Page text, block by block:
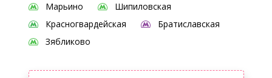
Марьино
Шипиловская
Красногвардейская
Братиславская
Зябликово